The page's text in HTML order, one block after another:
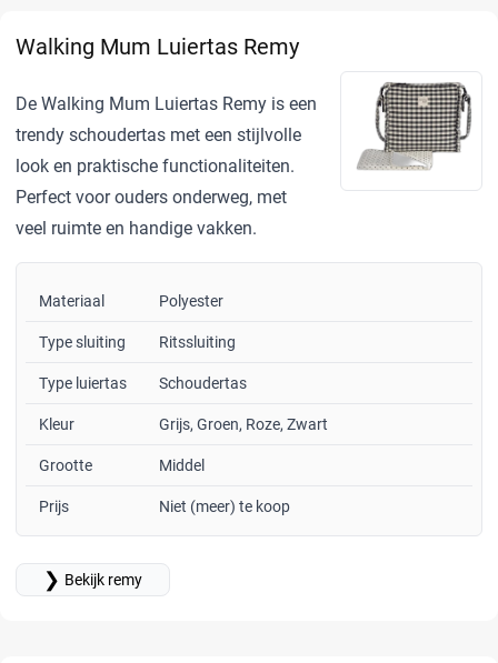
Walking Mum Luiertas Remy
De Walking Mum Luiertas Remy is een
trendy schoudertas met een stijlvolle
look en praktische functionaliteiten.
Perfect voor ouders onderweg, met
veel ruimte en handige vakken.
Materiaal Polyester
Type sluiting Ritssluiting
Type luiertas Schoudertas
Kleur Grijs, Groen, Roze, Zwart
Grootte Middel
Prijs Niet (meer) te koop
❯ Bekijk remy